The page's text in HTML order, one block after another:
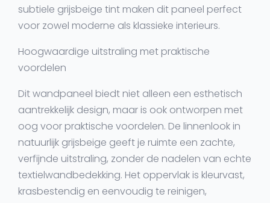
subtiele grijsbeige tint maken dit paneel perfect
voor zowel moderne als klassieke interieurs.
Hoogwaardige uitstraling met praktische
voordelen
Dit wandpaneel biedt niet alleen een esthetisch
aantrekkelijk design, maar is ook ontworpen met
oog voor praktische voordelen. De linnenlook in
natuurlijk grijsbeige geeft je ruimte een zachte,
verfijnde uitstraling, zonder de nadelen van echte
textielwandbedekking. Het oppervlak is kleurvast,
krasbestendig en eenvoudig te reinigen,